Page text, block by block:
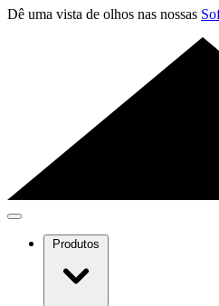
Dê uma vista de olhos nas nossas
Produtos